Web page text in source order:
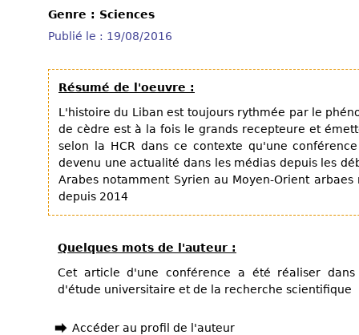
Genre : Sciences
Publié le : 19/08/2016
Résumé de l'oeuvre :
L'histoire du Liban est toujours rythmée par le
de cèdre est à la fois le grands recepteure et
selon la HCR dans ce contexte qu'une
devenu une actualité dans les médias depuis les
Arabes notamment Syrien au Moyen-Orient
depuis 2014
Quelques mots de l'auteur :
Cet article d'une conférence a été réaliser
d'étude universitaire et de la recherche scientifique
Accéder au profil de l'auteur